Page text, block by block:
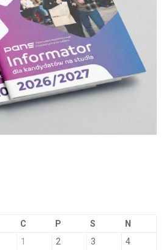
C P S
N
1
2 3 4